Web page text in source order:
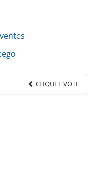
CLIQUE E VOTE
01/cnc-feriados-
oferecidas na
pela legislação
da